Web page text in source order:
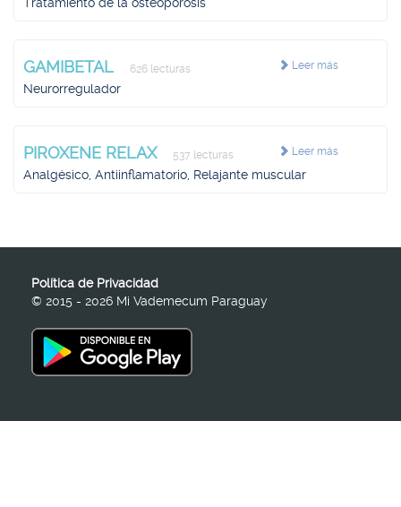
Leer más
GAMIBETAL 626 lecturas
Neurorregulador
Leer más
PIROXENE RELAX 537 lecturas
Analgésico, Antiinflamatorio, Relajante muscular
Política de Privacidad
© 2015 - 2026 Mi Vademecum Paraguay